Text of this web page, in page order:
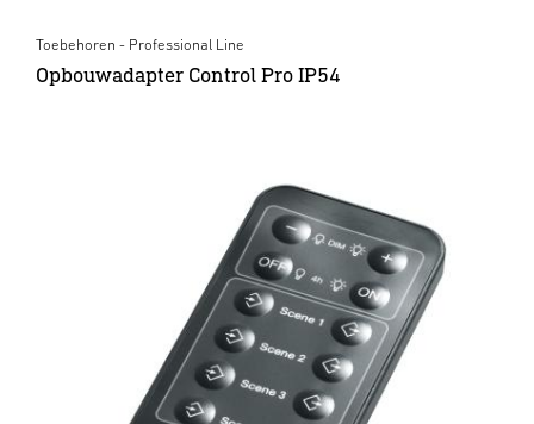
Toebehoren - Professional Line
Opbouwadapter Control Pro IP54